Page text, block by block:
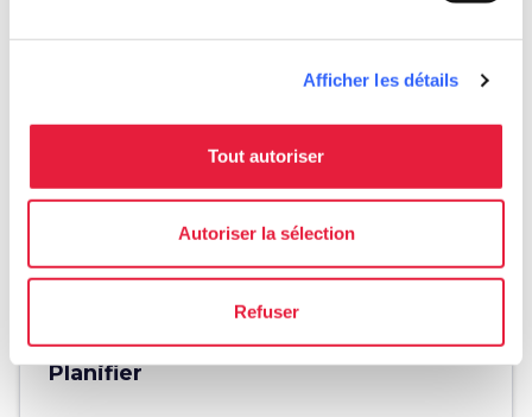
Afficher les détails
Tout autoriser
Autoriser la sélection
Refuser
phone
Affiche de l’événement
Planifier